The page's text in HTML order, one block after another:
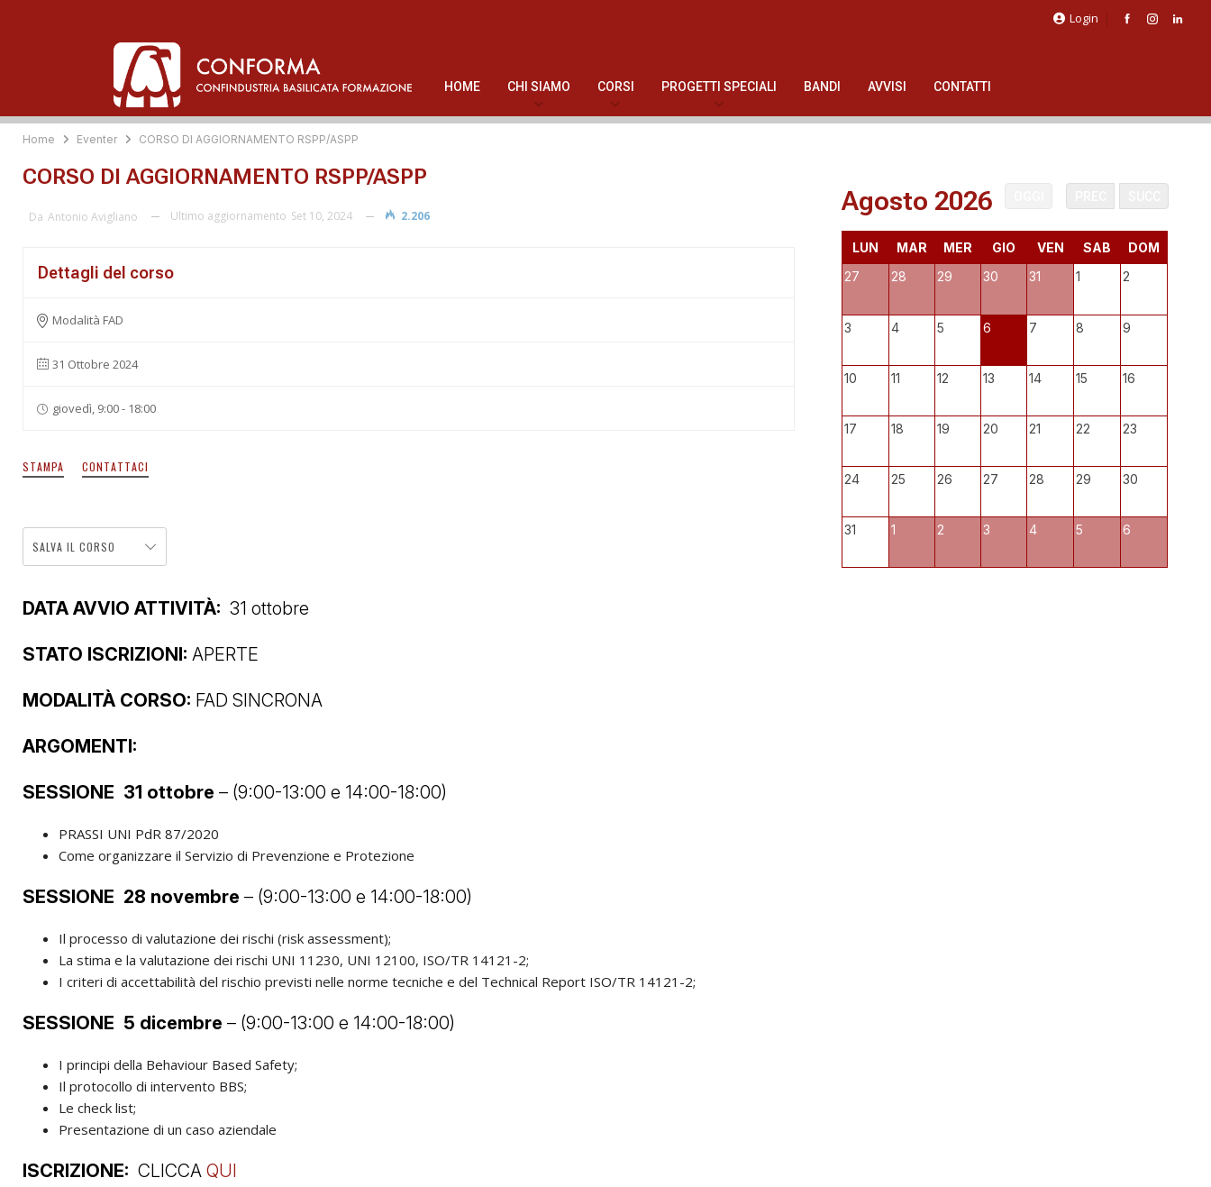
Login
HOME CHI SIAMO CORSI PROGETTI SPECIALI BANDI AVVISI CONTATTI
Home Eventer CORSO DI AGGIORNAMENTO RSPP/ASPP
CORSO DI AGGIORNAMENTO RSPP/ASPP
Da Antonio Avigliano Ultimo aggiornamento Set 10, 2024 2.206
Dettagli del corso
Modalità FAD
31 Ottobre 2024
giovedì, 9:00 - 18:00
STAMPA CONTATTACI
SALVA IL CORSO
DATA AVVIO ATTIVITÀ: 31 ottobre
STATO ISCRIZIONI: APERTE
MODALITÀ CORSO: FAD SINCRONA
ARGOMENTI:
SESSIONE 31 ottobre – (9:00-13:00 e 14:00-18:00)
PRASSI UNI PdR 87/2020
Come organizzare il Servizio di Prevenzione e Protezione
SESSIONE 28 novembre – (9:00-13:00 e 14:00-18:00)
Il processo di valutazione dei rischi (risk assessment);
La stima e la valutazione dei rischi UNI 11230, UNI 12100, ISO/TR 14121-2;
I criteri di accettabilità del rischio previsti nelle norme tecniche e del Technical Report ISO/TR 14121-2;
SESSIONE 5 dicembre – (9:00-13:00 e 14:00-18:00)
I principi della Behaviour Based Safety;
Il protocollo di intervento BBS;
Le check list;
Presentazione di un caso aziendale
ISCRIZIONE: CLICCA QUI
Agosto 2026
LUN MAR MER GIO VEN SAB
DOM
27
28 29 30 31 1 2
3 4 5 6 7 8 9
10 11 12 13 14 15 16
17 18 19 20 21 22 23
24 25 26 27 28 29 30
31 1 2 3 4 5 6